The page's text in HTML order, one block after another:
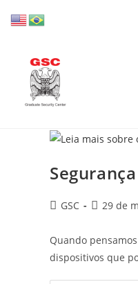
GSC 29 de
Quando
dispositivos que